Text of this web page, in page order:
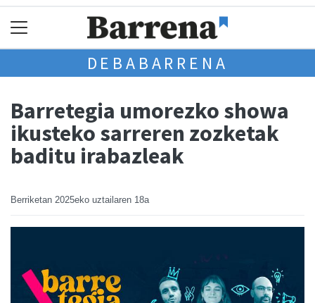
DEBABARRENA
Barretegia umorezko showa
ikusteko sarreren zozketak
baditu irabazleak
Berriketan 2025eko uztailaren 18a